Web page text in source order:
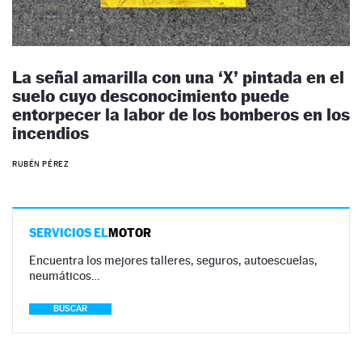
La señal amarilla con una ‘X’ pintada en el
suelo cuyo desconocimiento puede
entorpecer la labor de los bomberos en los
incendios
RUBÉN PÉREZ
SERVICIOS ELMOTOR
Encuentra los mejores talleres, seguros, autoescuelas,
neumáticos…
BUSCAR